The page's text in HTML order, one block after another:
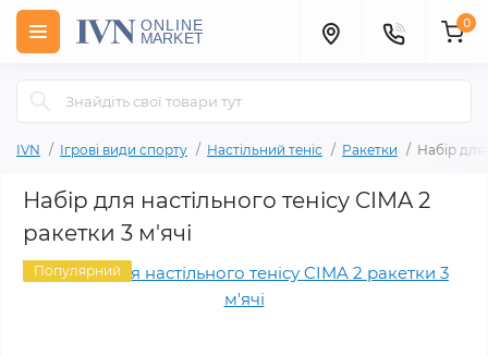
0
IVN Ігрові види спорту Настільний теніс Ракетки Набір для
Набір для настільного тенісу CIMA 2
ракетки 3 м'ячі
Популярний